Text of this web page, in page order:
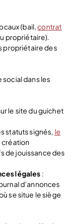
(bail,contrat
propriétaire).
propriétaire des
social dans les
le site du guichet
statuts signés, le
création
de jouissance des
légales :
d’annonces
se situe le siège